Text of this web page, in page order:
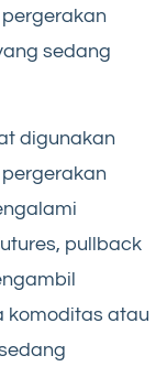
sedang
digunakan
pullback
komoditas atau